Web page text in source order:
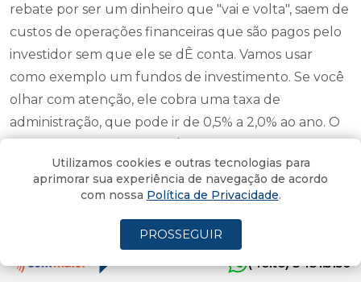
rebate por ser um dinheiro que "vai e volta", saem de
custos de operações financeiras que são pagos pelo
investidor sem que ele se dÊ conta. Vamos usar
como exemplo um fundos de investimento. Se você
olhar com atenção, ele cobra uma taxa de
administração, que pode ir de 0,5% a 2,0% ao ano. O
pelos cotistas, são arrecados R$ 5 milhões para o
custeio de toda a estrutura de analistas, gestores,
entra o nosso ponto, distribuição.
Distribuição é basicamente o que o assessor de
(4oito) 3431.5150
Utilizamos cookies e outras tecnologias para
aprimorar sua experiência de navegação de acordo
com nossa Política de Privacidade.
PROSSEGUIR